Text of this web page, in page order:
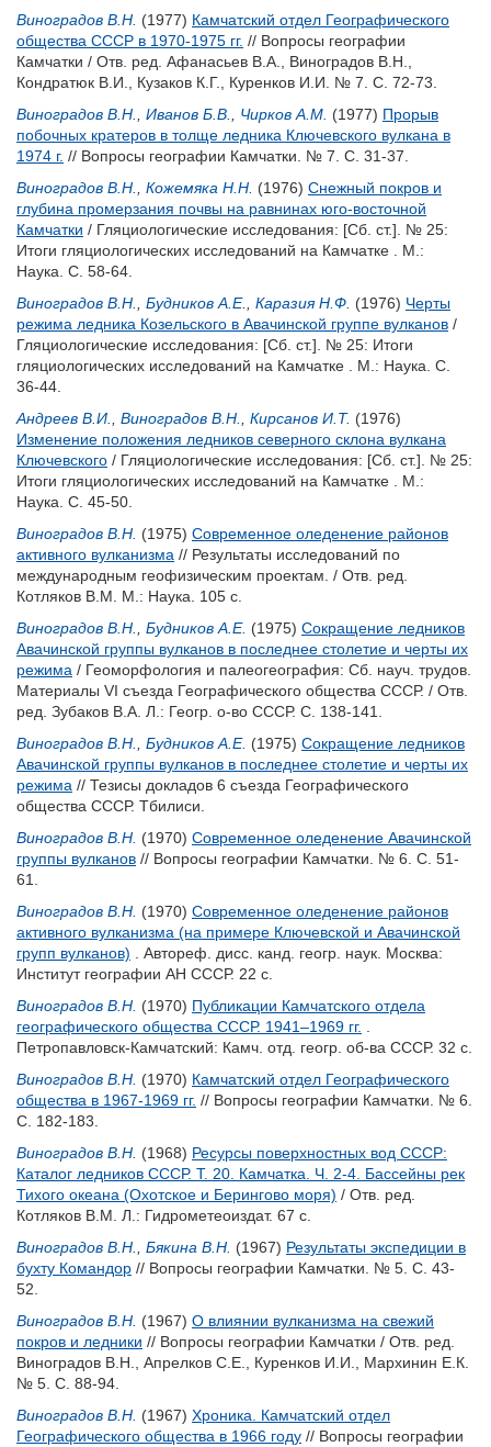
Виноградов В.Н. (1977) Камчатский отдел Географического
общества СССР в 1970-1975 гг. // Вопросы географии
Камчатки / Отв. ред. Афанасьев В.А. Виноградов В.Н.
Кондратюк В.И.
Кузаков К.Г. Куренков И.И.
№ 7. С. 72-73.
Виноградов В.Н.
Иванов Б.В. Чирков А.М. (1977) Прорыв
побочных кратеров в толще ледника Ключевского вулкана в
1974 г. // Вопросы географии Камчатки. № 7. С. 31-37.
Виноградов В.Н.
Кожемяка Н.Н. (1976) Снежный покров и
глубина промерзания почвы на равнинах юго-восточной
Камчатки / Гляциологические исследования: [Сб. ст.]. № 25:
Итоги гляциологических исследований на Камчатке . М.:
Наука. С. 58-64.
Виноградов В.Н.
Будников А.Е. Каразия Н.Ф. (1976) Черты
режима ледника Козельского в Авачинской группе вулканов /
Гляциологические исследования: [Сб. ст.]. № 25: Итоги
гляциологических исследований на Камчатке . М.: Наука. С.
36-44.
Андреев В.И.
Виноградов В.Н. Кирсанов И.Т. (1976)
Изменение положения ледников северного склона вулкана
Ключевского / Гляциологические исследования: [Сб. ст.]. № 25:
Итоги гляциологических исследований на Камчатке . М.:
Наука. С. 45-50.
Виноградов В.Н. (1975) Современное оледенение районов
активного вулканизма // Результаты исследований по
международным геофизическим проектам. / Отв. ред.
Котляков В.М.
М.: Наука. 105 с.
Виноградов В.Н.
Будников А.Е. (1975) Сокращение ледников
Авачинской группы вулканов в последнее столетие и черты их
режима / Геоморфология и палеогеография: Сб. науч. трудов.
Материалы VI съезда Географического общества СССР. / Отв.
ред. Зубаков В.А. Л.: Геогр. о-во СССР. С. 138-141.
Виноградов В.Н.
Будников А.Е. (1975) Сокращение ледников
Авачинской группы вулканов в последнее столетие и черты их
режима // Тезисы докладов 6 съезда Географического
общества СССР. Тбилиси.
Виноградов В.Н. (1970) Современное оледенение Авачинской
группы вулканов // Вопросы географии Камчатки. № 6. С. 51-
61.
Виноградов В.Н. (1970) Современное оледенение районов
активного вулканизма (на примере Ключевской и Авачинской
групп вулканов) . Автореф. дисс. канд. геогр. наук. Москва:
Институт географии АН СССР. 22 с.
Виноградов В.Н. (1970) Публикации Камчатского отдела
географического общества СССР. 1941–1969 гг.
Петропавловск-Камчатский: Камч. отд. геогр. об-ва СССР. 32 с.
Виноградов В.Н. (1970) Камчатский отдел Географического
общества в 1967-1969 гг. // Вопросы географии Камчатки. № 6.
С. 182-183.
Виноградов В.Н. (1968) Ресурсы поверхностных вод СССР:
Каталог ледников СССР. Т. 20. Камчатка. Ч. 2-4. Бассейны рек
Тихого океана (Охотское и Берингово моря) / Отв. ред.
Котляков В.М.
Л.: Гидрометеоиздат. 67 с.
Виноградов В.Н.
Бякина В.Н. (1967) Результаты экспедиции в
бухту Командор // Вопросы географии Камчатки. № 5. С. 43-
52.
Виноградов В.Н. (1967) О влиянии вулканизма на свежий
покров и ледники // Вопросы географии Камчатки / Отв. ред.
Виноградов В.Н.
Апрелков С.Е. Куренков И.И.
Мархинин Е.К.
№ 5. С. 88-94.
Виноградов В.Н. (1967) Хроника. Камчатский отдел
Географического общества в 1966 году // Вопросы географии